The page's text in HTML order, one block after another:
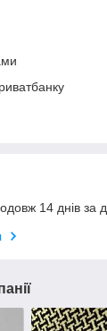
14 днів за